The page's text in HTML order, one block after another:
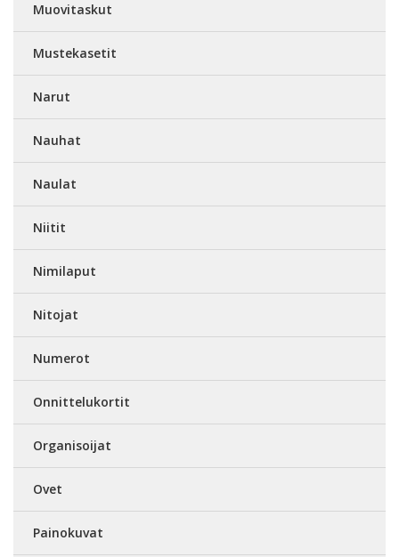
Muovitaskut
Mustekasetit
Narut
Nauhat
Naulat
Niitit
Nimilaput
Nitojat
Numerot
Onnittelukortit
Organisoijat
Ovet
Painokuvat